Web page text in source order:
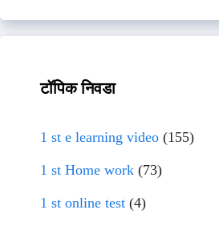
टॉपिक निवडा
1 st e learning video (155)
1 st Home work (73)
1 st online test (4)